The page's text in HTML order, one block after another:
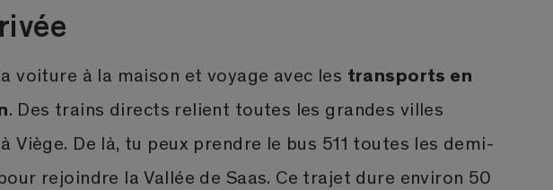
voiture à la maison et voyage avec les transports en
. Des trains directs relient toutes les grandes villes
Viège. De là, tu peux prendre le bus 511 toutes les demi-
rejoindre la Vallée de Saas. Ce trajet dure environ 50